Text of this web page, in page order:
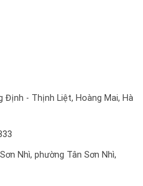
Định - Thịnh Liệt, Hoàng Mai, Hà
Nhì, phường Tân Sơn Nhì,